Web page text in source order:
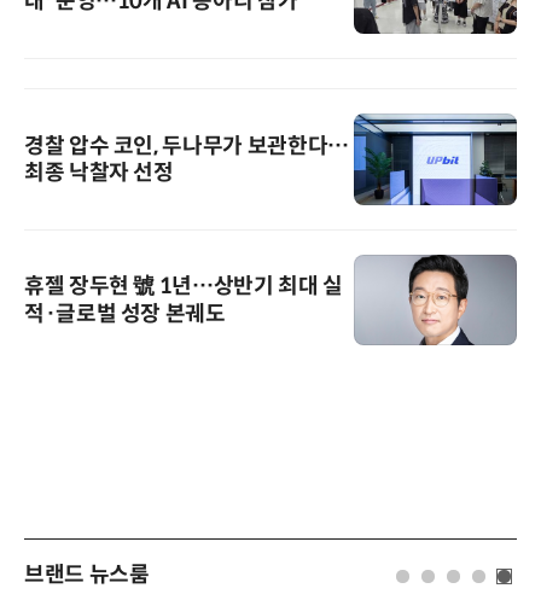
경찰 압수 코인, 두나무가 보관한다…
최종 낙찰자 선정
휴젤 장두현 號 1년…상반기 최대 실
적·글로벌 성장 본궤도
브랜드 뉴스룸